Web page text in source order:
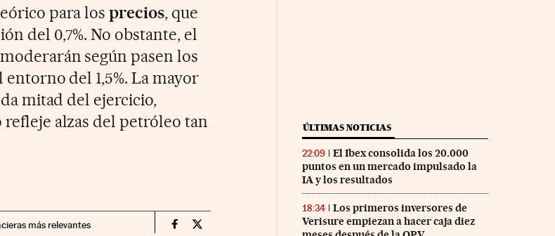
para los precios, que
del 0,7%. No obstante, el
según pasen los
del 1,5%. La mayor
mitad del ejercicio,
alzas del petróleo tan
más relevantes Economia Cinco Días en Facebook
Economia Cinco Días en Twitter
ÚLTIMAS NOTICIAS
22:09
El Ibex consolida los 20.000
puntos en un mercado impulsado la
IA y los resultados
18:34
Los primeros inversores de
Verisure empiezan a hacer caja diez